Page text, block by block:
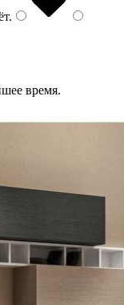
.
время.